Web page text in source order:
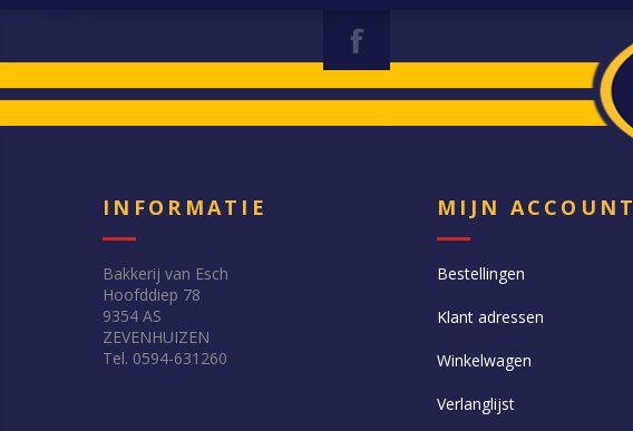
INFORMATIE
Bakkerij van Esch
Hoofddiep 78
9354 AS
ZEVENHUIZEN
Tel. 0594-631260
MIJN ACCOUNT
Bestellingen
Klant adressen
Winkelwagen
Verlanglijst